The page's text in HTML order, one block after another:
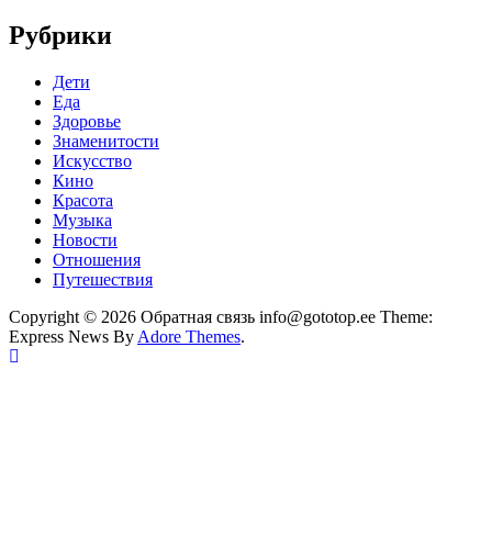
Рубрики
Дети
Еда
Здоровье
Знаменитости
Искусство
Кино
Красота
Музыка
Новости
Отношения
Путешествия
Copyright © 2026 Обратная связь info@gototop.ee Theme:
Express News By Adore Themes.